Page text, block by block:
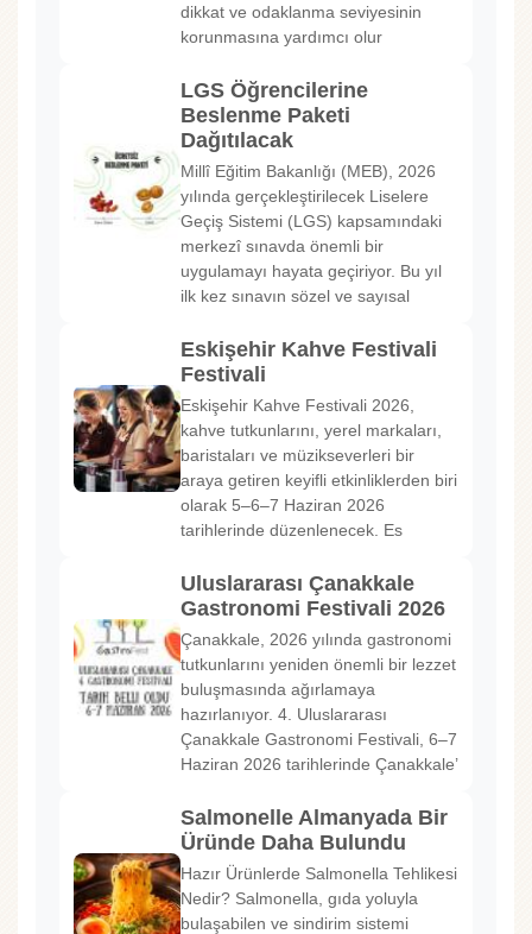
dikkat ve odaklanma seviyesinin
korunmasına yardımcı olur
LGS Öğrencilerine
Beslenme Paketi
Dağıtılacak
Millî Eğitim Bakanlığı (MEB), 2026
yılında gerçekleştirilecek Liselere
Geçiş Sistemi (LGS) kapsamındaki
merkezî sınavda önemli bir
uygulamayı hayata geçiriyor. Bu yıl
ilk kez sınavın sözel ve sayısal
Eskişehir Kahve Festivali
Festivali
Eskişehir Kahve Festivali 2026,
kahve tutkunlarını, yerel markaları,
baristaları ve müzikseverleri bir
araya getiren keyifli etkinliklerden biri
olarak 5–6–7 Haziran 2026
tarihlerinde düzenlenecek. Es
Uluslararası Çanakkale
Gastronomi Festivali 2026
Çanakkale, 2026 yılında gastronomi
tutkunlarını yeniden önemli bir lezzet
buluşmasında ağırlamaya
hazırlanıyor. 4. Uluslararası
Çanakkale Gastronomi Festivali, 6–7
Haziran 2026 tarihlerinde Çanakkale’
Salmonelle Almanyada Bir
Üründe Daha Bulundu
Hazır Ürünlerde Salmonella Tehlikesi
Nedir? Salmonella, gıda yoluyla
bulaşabilen ve sindirim sistemi